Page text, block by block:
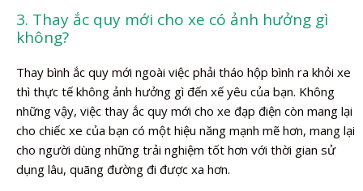
3. Thay ắc quy mới cho xe có ảnh hưởng gì
không?
Thay bình ắc quy mới ngoài việc phải tháo hộp bình ra khỏi xe
thì thực tế không ảnh hưởng gì đến xế yêu của bạn. Không
những vậy, việc thay ắc quy mới cho xe đạp điện còn mang lại
cho chiếc xe của bạn có một hiệu năng mạnh mẽ hơn, mang lại
cho người dùng những trải nghiệm tốt hơn với thời gian sử
dụng lâu, quãng đường đi được xa hơn.